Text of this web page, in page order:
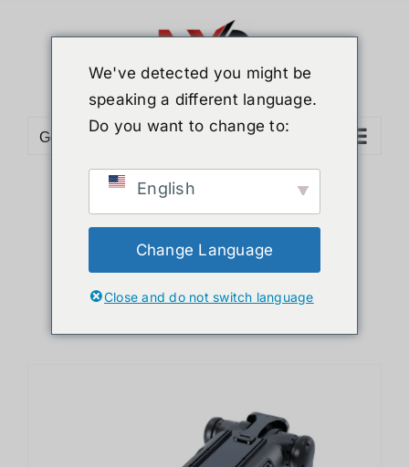
Go to...
Sort byPopularity
Show12 Products
We've detected you might be
speaking a different language.
Do you want to change to:
English
Change Language
Close and do not switch language